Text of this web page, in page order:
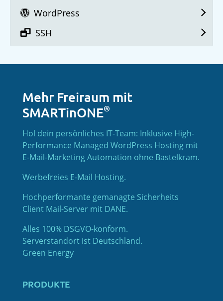
WordPress
SSH
Mehr Freiraum mit
SMARTinONE®
Hol dein persönliches IT-Team: Inklusive High-
Performance Managed WordPress Hosting mit
E-Mail-Marketing Automation ohne Bastelkram.
Werbefreies E-Mail Hosting.
Hochperformante gemanagte Sicherheits
Client Mail-Server mit DANE.
Alles 100% DSGVO-konform.
Serverstandort ist Deutschland.
Green Energy
PRODUKTE